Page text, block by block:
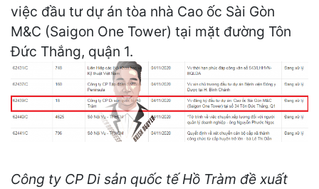
việc đầu tư dự án tòa nhà Cao ốc Sài Gòn
M&C (Saigon One Tower) tại mặt đường Tôn
Đức Thắng, quận 1.
Công ty CP Di sản quốc tế Hồ Tràm đề xuất